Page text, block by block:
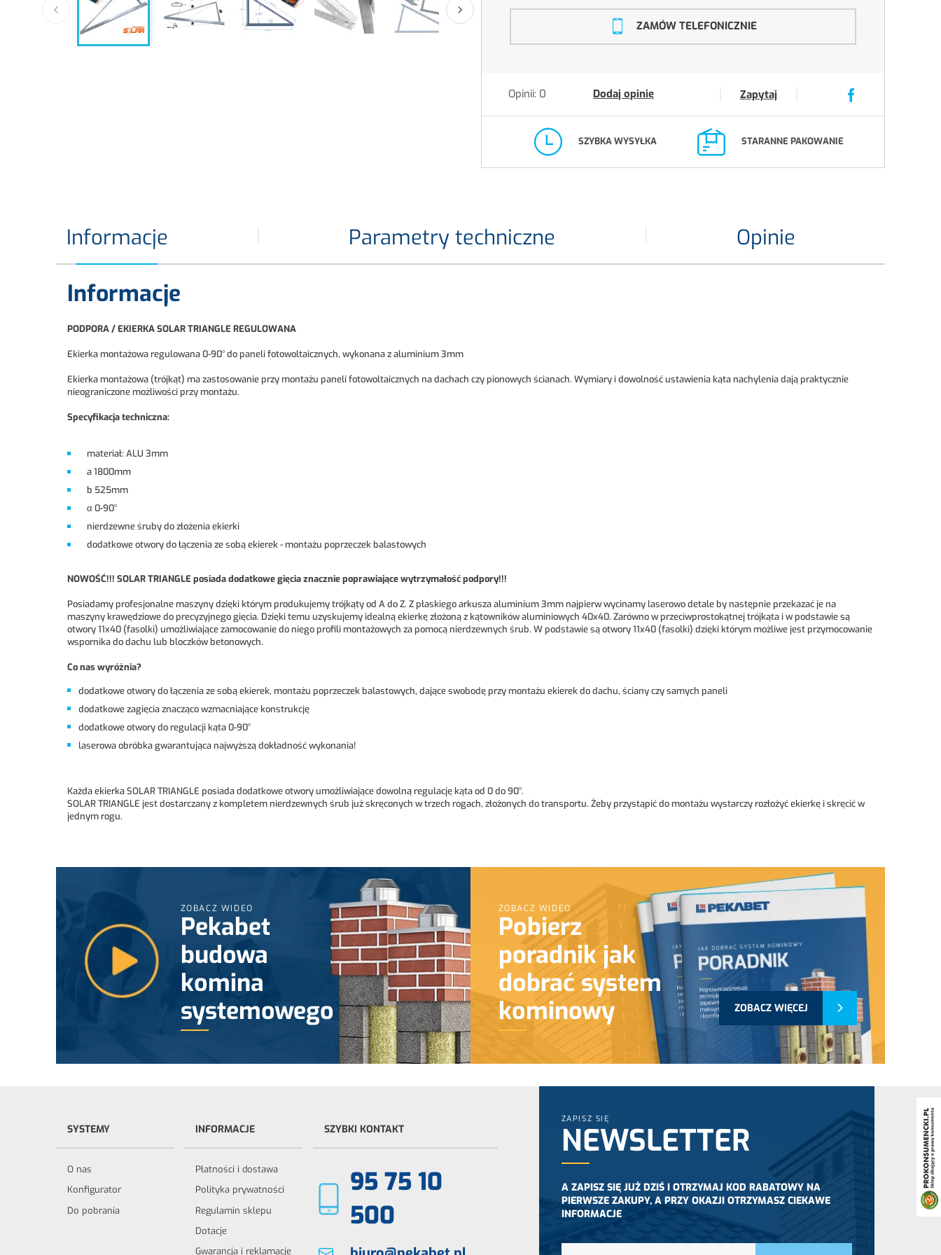


ZAMÓW TELEFONICZNIE
Opinii: 0 Dodaj opinię Zapytaj
SZYBKA WYSYŁKA STARANNE PAKOWANIE
Informacje Parametry techniczne Opinie
Informacje
PODPORA / EKIERKA SOLAR TRIANGLE REGULOWANA
Ekierka montażowa regulowana 0-90° do paneli fotowoltaicznych, wykonana z aluminium 3mm
Ekierka montażowa (trójkąt) ma zastosowanie przy montażu paneli fotowoltaicznych na dachach czy pionowych ścianach. Wymiary i dowolność ustawienia kąta nachylenia dają praktycznie
nieograniczone możliwości przy montażu.
Specyfikacja techniczna:
materiał: ALU 3mm
a 1800mm
b 525mm
α 0-90°
nierdzewne śruby do złożenia ekierki
dodatkowe otwory do łączenia ze sobą ekierek - montażu poprzeczek balastowych
NOWOŚĆ!!! SOLAR TRIANGLE posiada dodatkowe gięcia znacznie poprawiające wytrzymałość podpory!!!
Posiadamy profesjonalne maszyny dzięki którym produkujemy trójkąty od A do Z. Z płaskiego arkusza aluminium 3mm najpierw wycinamy laserowo detale by następnie przekazać je na
maszyny krawędziowe do precyzyjnego gięcia. Dzięki temu uzyskujemy idealną ekierkę złożoną z kątowników aluminiowych 40x40. Zarówno w przeciwprostokątnej trójkąta i w podstawie są
otwory 11x40 (fasolki) umożliwiające zamocowanie do niego profili montażowych za pomocą nierdzewnych śrub. W podstawie są otwory 11x40 (fasolki) dzięki którym możliwe jest przymocowanie
wspornika do dachu lub bloczków betonowych.
Co nas wyróżnia?
dodatkowe otwory do łączenia ze sobą ekierek, montażu poprzeczek balastowych, dające swobodę przy montażu ekierek do dachu, ściany czy samych paneli
dodatkowe zagięcia znacząco wzmacniające konstrukcję
dodatkowe otwory do regulacji kąta 0-90°
laserowa obróbka gwarantująca najwyższą dokładność wykonania!
Każda ekierka SOLAR TRIANGLE posiada dodatkowe otwory umożliwiające dowolną regulację kąta od 0 do 90°.
SOLAR TRIANGLE jest dostarczany z kompletem nierdzewnych śrub już skręconych w trzech rogach, złożonych do transportu. Żeby przystąpić do montażu wystarczy rozłożyć ekierkę i skręcić w
jednym rogu.
ZOBACZ WIDEO
Pekabet
budowa
komina
systemowego
ZOBACZ WIDEO
Pobierz
poradnik jak
dobrać system
kominowy
ZOBACZ WIĘCEJ
SYSTEMY
O nas
Konfigurator
Do pobrania
INFORMACJE
Płatności i dostawa
Polityka prywatności
Regulamin sklepu
Dotacje
Gwarancja i reklamacje
SZYBKI KONTAKT
95 75 10
500
ZAPISZ SIĘ
NEWSLETTER
A ZAPISZ SIĘ JUŻ DZIŚ I OTRZYMAJ KOD RABATOWY NA
PIERWSZE ZAKUPY, A PRZY OKAZJI OTRZYMASZ CIEKAWE
INFORMACJE